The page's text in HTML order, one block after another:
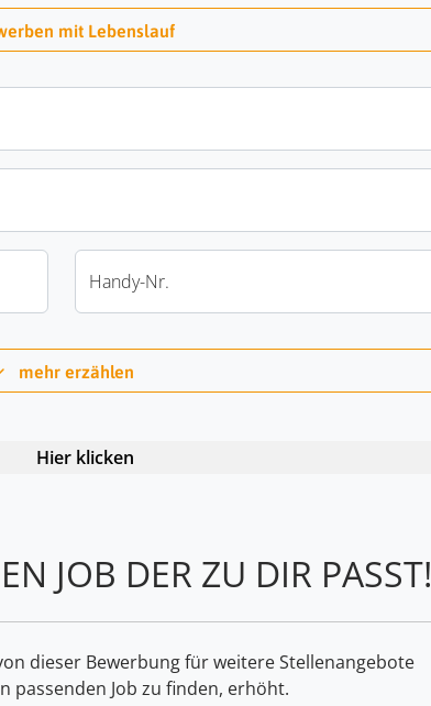
mit Lebenslauf
Handy-Nr.
mehr erzählen
Hier klicken
JOB DER ZU DIR PASST!
dieser Bewerbung für weitere Stellenangebote
passenden Job zu finden, erhöht.